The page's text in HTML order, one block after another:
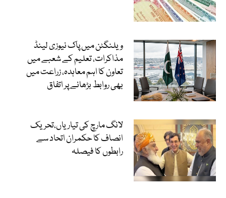
ویلنگٹن میں پاک نیوزی لینڈ
مذاکرات، تعلیم کے شعبے میں
تعاون کا اہم معاہدہ، زراعت میں
بھی روابط بڑھانے پر اتفاق
لانگ مارچ کی تیاریاں،تحریک
انصاف کا حکمران اتحاد سے
رابطوں کا فیصلہ